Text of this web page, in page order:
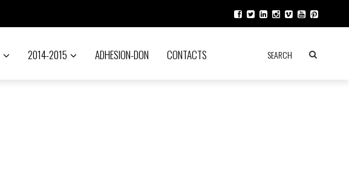
2014-2015 ADHESION-DON CONTACTS